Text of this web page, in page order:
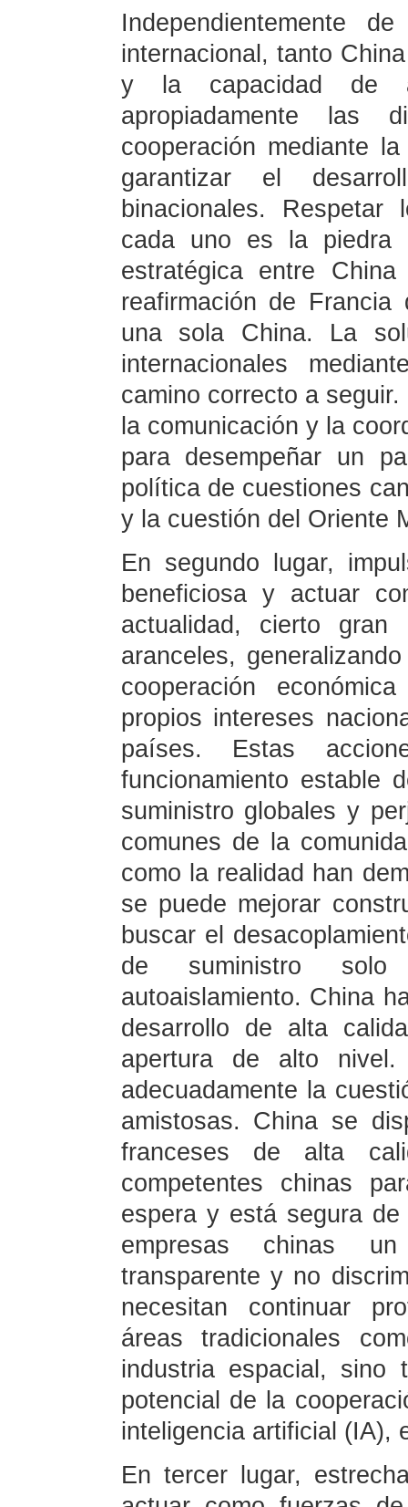
Independientemente
internacional, tanto
y la capacidad de
apropiadamente las
cooperación mediante
garantizar el
binacionales. Respetar
cada uno es la piedra
estratégica entre
reafirmación de
una sola China. La
internacionales
camino correcto a
la comunicación y la
para desempeñar un
política de cuestiones
y la cuestión del Oriente
En segundo lugar,
beneficiosa y actuar
actualidad, cierto gran
aranceles,
cooperación
propios intereses
países. Estas
funcionamiento estable
suministro globales y
comunes de la
como la realidad han
se puede mejorar
buscar el
de suministro solo
autoaislamiento. China
desarrollo de alta
apertura de alto
adecuadamente la
amistosas. China se
franceses de alta
competentes chinas
espera y está segura
empresas chinas
transparente y no
necesitan continuar
áreas tradicionales
industria espacial, sino
potencial de la
inteligencia artificial (IA),
En tercer lugar,